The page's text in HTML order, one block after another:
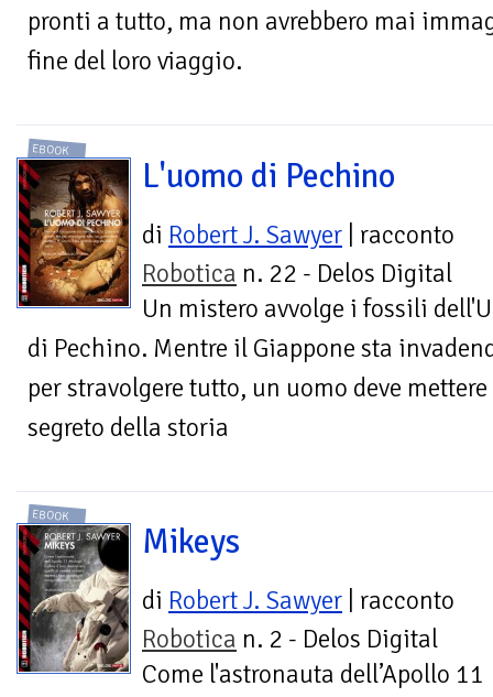
pronti a tutto, ma non avrebbero mai
fine del loro viaggio.
EBOOK
L'uomo di Pechino
di Robert J. Sawyer | racconto
Robotica n. 22 - Delos Digital
Un mistero avvolge i fossili
di Pechino. Mentre il Giappone sta
per stravolgere tutto, un uomo deve
segreto della storia
EBOOK
Mikeys
di Robert J. Sawyer | racconto
Robotica n. 2 - Delos Digital
Come l'astronauta dell’Apollo 11